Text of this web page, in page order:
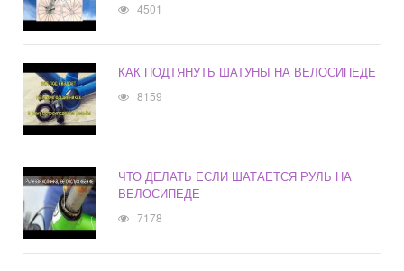
4501
КАК ПОДТЯНУТЬ ШАТУНЫ НА ВЕЛОСИПЕДЕ
8159
ЧТО ДЕЛАТЬ ЕСЛИ ШАТАЕТСЯ РУЛЬ НА
ВЕЛОСИПЕДЕ
7178